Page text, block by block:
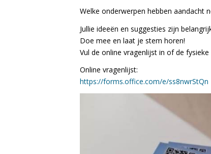
Welke onderwerpen hebben aandacht
Jullie ideeën en suggesties zijn
Doe mee en laat je stem horen!
Vul de online vragenlijst in of de
Online vragenlijst:
https://forms.office.com/e/ss8nwrStQn